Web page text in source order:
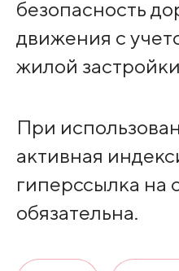
безопасность
движения с
жилой
При
активная
гиперссылка на
обязательна.